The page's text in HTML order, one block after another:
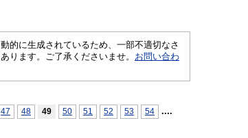
的に生成されているため、一部不適切なさ
ります。ご了承くださいませ。 お問い合わ
47 48 49 50 51 52 53 54 ....